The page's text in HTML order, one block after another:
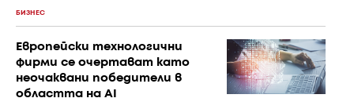
БИЗНЕС
Европейски технологични
фирми се очертават като
неочаквани победители в
областта на AI